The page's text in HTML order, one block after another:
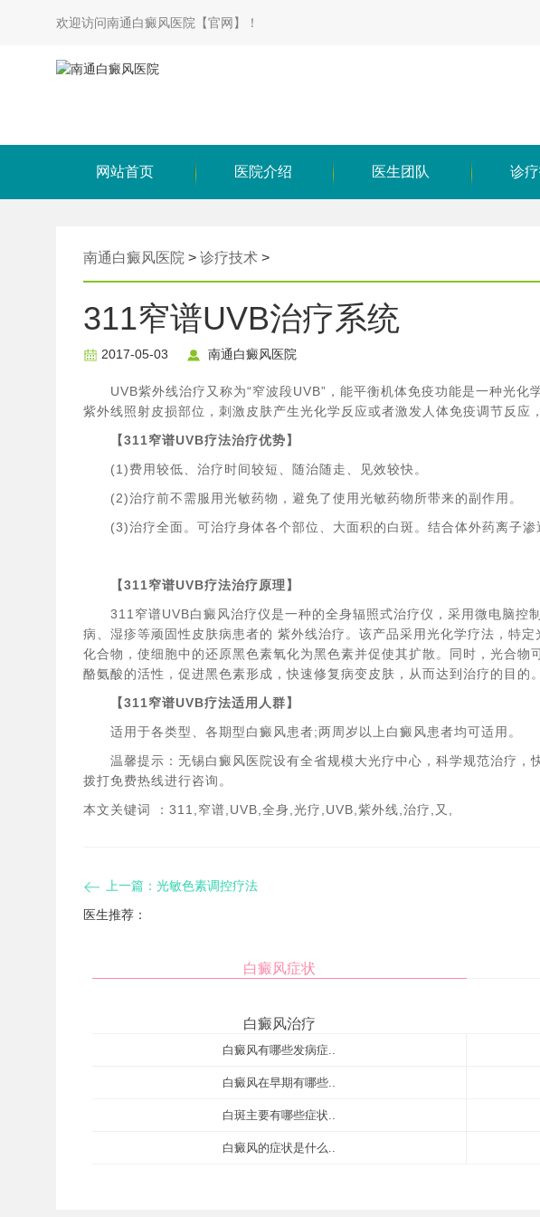
欢迎访问南通白癜风医院【官网】！
网站首页 医院介绍 医生团队 诊
南通白癜风医院 > 诊疗技术 >
311窄谱UVB治疗系统
2017-05-03 南通白癜风医院
UVB紫外线治疗又称为“窄波段UVB”，能平衡机体免疫功能是一种光化
紫外线照射皮损部位，刺激皮肤产生光化学反应或者激发人体免疫调节反应
【311窄谱UVB疗法治疗优势】
(1)费用较低、治疗时间较短、随治随走、见效较快。
(2)治疗前不需服用光敏药物，避免了使用光敏药物所带来的副作用。
(3)治疗全面。可治疗身体各个部位、大面积的白斑。结合体外药离子渗
【311窄谱UVB疗法治疗原理】
311窄谱UVB白癜风治疗仪是一种的全身辐照式治疗仪，采用微电脑控
病、湿疹等顽固性皮肤病患者的 紫外线治疗。该产品采用光化学疗法，特
化合物，使细胞中的还原黑色素氧化为黑色素并促使其扩散。同时，光合
酪氨酸的活性，促进黑色素形成，快速修复病变皮肤，从而达到治疗的目的。
【311窄谱UVB疗法适用人群】
适用于各类型、各期型白癜风患者;两周岁以上白癜风患者均可适用。
温馨提示：无锡白癜风医院设有全省规模大光疗中心，科学规范治疗，
拨打免费热线进行咨询。
本文关键词 ：311,窄谱,UVB,全身,光疗,UVB,紫外线,治疗,又,
上一篇： 光敏色素调控疗法
医生推荐：
白癜风症状
白癜风治疗
白癜风有哪些发病症..
白癜风在早期有哪些..
白斑主要有哪些症状..
白癜风的症状是什么..